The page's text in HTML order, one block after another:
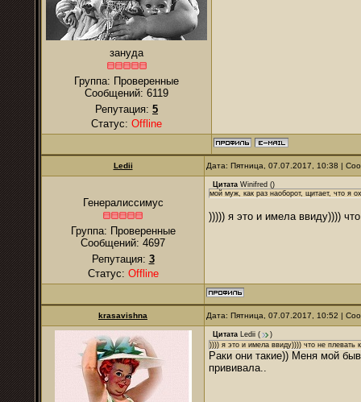
зануда
Группа: Проверенные
Сообщений: 6119
Репутация: 5
Статус: Offline
Ledii Дата: Пятница, 07.07.2017, 10:38 |
Генералиссимус
Группа: Проверенные
Сообщений: 4697
Репутация: 3
Статус: Offline
Цитата Winifred ()
мой муж, как раз наоборот, щитает, что я
))))) я это и имела ввиду))))
krasavishna Дата: Пятница, 07.07.2017, 10:52 |
Цитата Ledii (
)
)))) я это и имела ввиду)))) что не плевать
Раки они такие)) Меня мой
прививала..